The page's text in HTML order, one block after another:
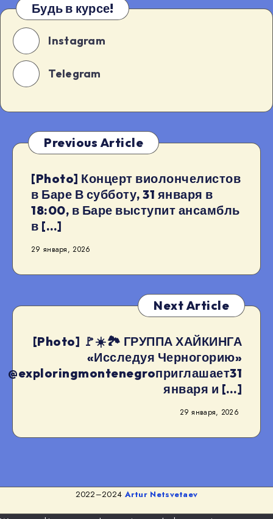
Будь в курсе!
Instagram
Telegram
Previous Article
[Photo] Концерт виолончелистов
в Баре В субботу, 31 января в
18:00, в Баре выступит ансамбль
в […]
29 января, 2026
Next Article
[Photo] 🚩☀️🏞️ ГРУППА ХАЙКИНГА
«Исследуя Черногорию»
@exploringmontenegroприглашает31
января и […]
29 января, 2026
2022–2024 Artur Netsvetaev